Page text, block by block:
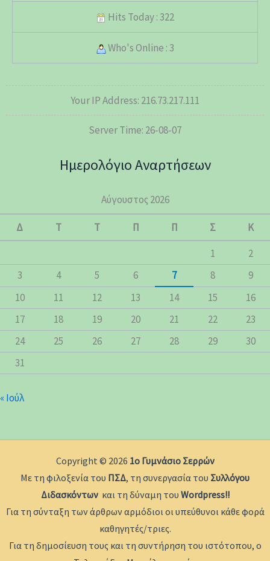
Hits Today : 322
Who's Online : 3
Your IP Address: 216.73.217.111
Server Time: 26-08-07
Ημερολόγιο Αναρτήσεων
Αύγουστος 2026
Δ Τ Τ Π Π Σ
Κ
1
2
3
4 5 6 7 8
9
10
11 12 13 14 15
16
17
18 19 20 21 22
23
24
25 26 27 28 29
30
31
« Ιούλ
Copyright © 2026 1ο Γυμνάσιο Σερρών
Με τη φιλοξενία του ΠΣΔ, τη συνεργασία του Συλλόγου
Διδασκόντωνκαι τη δύναμη του Wordpress!!
Για τη σύνταξη των άρθρων αρμόδιοι οι υπεύθυνοι κάθε φορά
καθηγητές/τριες.
Για τη δημοσίευση τους και τη συντήρηση του ιστότοπου, ο